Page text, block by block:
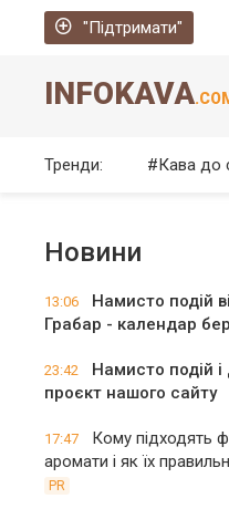
"Підтримати"
INFOKAVA
Тренди: Кава до
Новини
13:06
Намисто подій
Грабар - календар
23:42
Намисто подій
проєкт нашого сайту
17:47
Кому підходять
аромати і як їх
PR